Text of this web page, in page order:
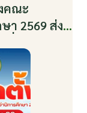
คณะ
า 2569 ส่ง
ที่ 9 มิถุนายน